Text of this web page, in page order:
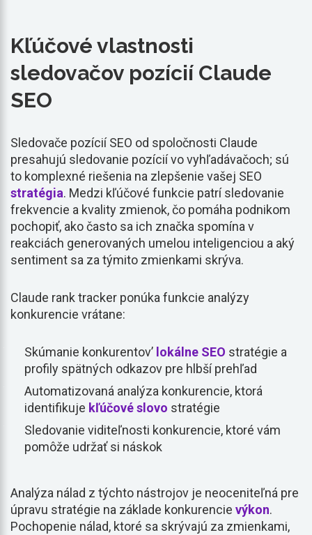
Kľúčové vlastnosti
sledovačov pozícií Claude
SEO
Sledovače pozícií SEO od spoločnosti Claude
presahujú sledovanie pozícií vo vyhľadávačoch; sú
to komplexné riešenia na zlepšenie vašej SEO
stratégia. Medzi kľúčové funkcie patrí sledovanie
frekvencie a kvality zmienok, čo pomáha podnikom
pochopiť, ako často sa ich značka spomína v
reakciách generovaných umelou inteligenciou a aký
sentiment sa za týmito zmienkami skrýva.
Claude rank tracker ponúka funkcie analýzy
konkurencie vrátane:
Skúmanie konkurentov’ lokálne SEO stratégie a
profily spätných odkazov pre hlbší prehľad
Automatizovaná analýza konkurencie, ktorá
identifikuje kľúčové slovo stratégie
Sledovanie viditeľnosti konkurencie, ktoré vám
pomôže udržať si náskok
Analýza nálad z týchto nástrojov je neoceniteľná pre
úpravu stratégie na základe konkurencie výkon.
Pochopenie nálad, ktoré sa skrývajú za zmienkami,